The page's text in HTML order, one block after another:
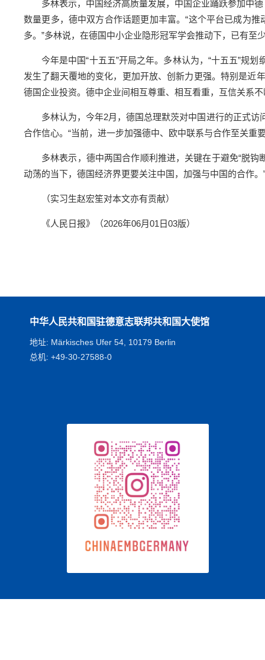
多林表示，中国经济高质量发展，中国企业踊跃参加中
数量更多，德中双方合作话题更加丰富。“这个平台已成为
多。”多林说，在德国中小企业隐形冠军学会推动下，已有至
今年是中国“十五五”开局之年。多林认为，“十五五”规
发生了翻天覆地的变化，更加开放、创新力更强。特别是近
德国企业投资。德中企业间相互尊重、相互看重，互信关系
多林认为，今年2月，德国总理默茨对中国进行的正式
合作信心。“当前，进一步加强德中、欧中联系与合作至关
多林表示，德中两国合作顺利推进，关键在于避免“脱
动荡的当下，德国经济界更要关注中国，加强与中国的合作。
（实习生赵宏笙对本文亦有贡献）
《人民日报》（2026年06月01日03版）
中华人民共和国驻德意志联邦共和国大使馆
地址: Märkisches Ufer 54, 10179 Berlin
总机: +49-30-27588-0